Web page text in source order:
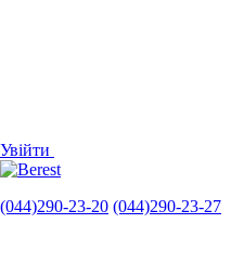
Увійти
(044)290-23-20 (044)290-23-27